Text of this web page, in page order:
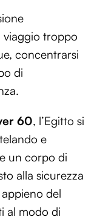
viaggio troppo
concentrarsi
di
60, l’Egitto si
e
un corpo di
alla sicurezza
del
al modo di